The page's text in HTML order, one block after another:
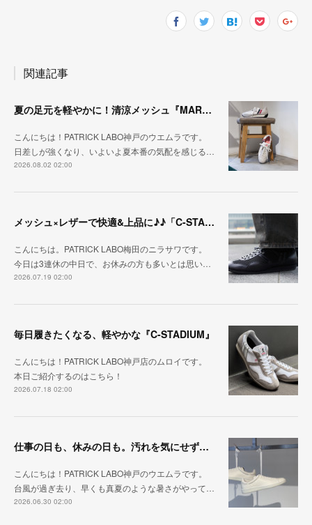
関連記事
夏の足元を軽やかに！清涼メッシュ『MARATHON-ME2』
こんにちは！PATRICK LABO神戸のウエムラです。
日差しが強くなり、いよいよ夏本番の気配を感じる…
2026.08.02 02:00
メッシュ×レザーで快適&上品に♪♪「C-STA-NOBLE（クール・スタジアム・ノーブル）」
こんにちは。PATRICK LABO梅田のニラサワです。
今日は3連休の中日で、お休みの方も多いとは思い…
2026.07.19 02:00
毎日履きたくなる、軽やかな『C-STADIUM』
こんにちは！PATRICK LABO神戸店のムロイです。
本日ご紹介するのはこちら！
2026.07.18 02:00
仕事の日も、休みの日も。汚れを気にせず毎日履ける『PUNCH-WP_WHT』
こんにちは！PATRICK LABO神戸のウエムラです。
台風が過ぎ去り、早くも真夏のような暑さがやって…
2026.06.30 02:00